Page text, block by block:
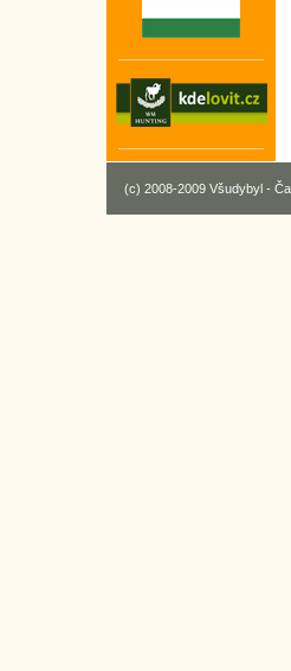
(c) 2008-2009 Všudybyl -